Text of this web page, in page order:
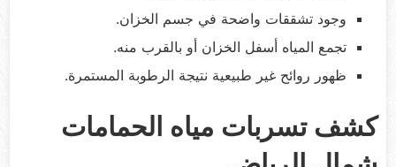
وجود تشققات واضحة في جسم الخزان.
تجمع المياه أسفل الخزان أو بالقرب منه.
ظهور روائح غير طبيعية نتيجة الرطوبة المستمرة.
كشف تسربات مياه الحمامات